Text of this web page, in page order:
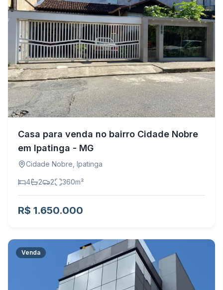
Casa para venda no bairro Cidade Nobre
em Ipatinga - MG
Cidade Nobre Ipatinga
4 2 2 360m²
R$ 1.650.000
Venda